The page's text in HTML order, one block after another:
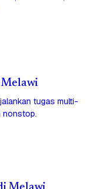
Melawi
tugas multi-
nonstop.